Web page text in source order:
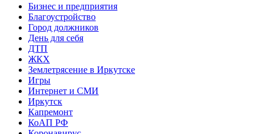
Бизнес и предприятия
Благоустройство
Город должников
День для себя
ДТП
ЖКХ
Землетрясение в Иркутске
Игры
Интернет и СМИ
Иркутск
Капремонт
КоАП РФ